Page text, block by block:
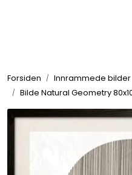
Forsiden Innrammede bilder
Bilde Natural Geometry
Passepartout
Tilbehør til innramming
Innrammede bilder